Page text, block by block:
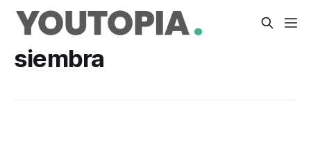
siembra